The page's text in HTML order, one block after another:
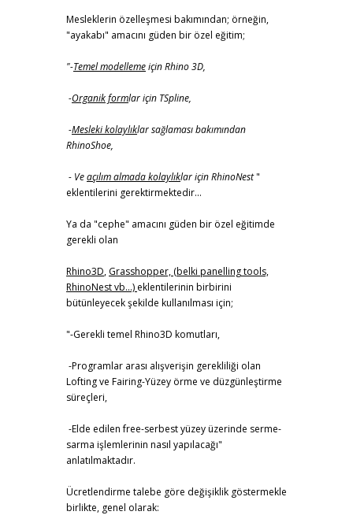
Mesleklerin özelleşmesi bakımından; örneğin,
"ayakabı" amacını güden bir özel eğitim;
"-Temel modellemeiçin Rhino 3D,
-Organik formlar için TSpline,
-Mesleki kolaylıklar sağlaması bakımından
RhinoShoe,
- Veaçılım almada kolaylıklar için RhinoNest"
eklentilerini gerektirmektedir...
Ya da "cephe" amacını güden bir özel eğitimde
gerekli olan
Rhino3D, Grasshopper, (belki panelling tools,
RhinoNest vb...) eklentilerinin birbirini
bütünleyecek şekilde kullanılması için;
"-Gerekli temel Rhino3D komutları,
-Programlar arası alışverişin gerekliliği olan
Lofting ve Fairing-Yüzey örme ve düzgünleştirme
süreçleri,
-Elde edilen free-serbest yüzey üzerinde serme-
sarma işlemlerinin nasıl yapılacağı"
anlatılmaktadır.
Ücretlendirme talebe göre değişiklik göstermekle
birlikte, genel olarak: